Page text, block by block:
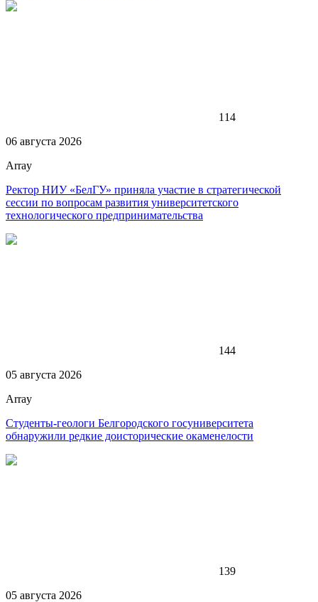
114
06 августа 2026
Array
Ректор НИУ «БелГУ» приняла участие в стратегической
сессии по вопросам развития университетского
технологического предпринимательства
144
05 августа 2026
Array
Студенты-геологи Белгородского госуниверситета
обнаружили редкие доисторические окаменелости
139
05 августа 2026